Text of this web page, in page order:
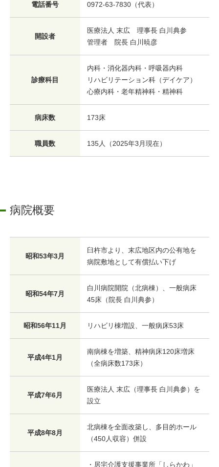
電話番号 0972-63-7830（代表）
開設者
医療法人 末広 理事長 白川典参
管理者 院長 白川暁彦
診療科目
内科・消化器内科・呼吸器内科
リハビリテーション科（デイケア）
心療内科・老年精神科・精神科
病床数 173床
職員数 135人（2025年3月現在）
病院概要
昭和53年3月
臼杵市より、末広地区内の公有地を
病院敷地として有償払い下げ
昭和54年7月
白川病院開院（北病棟）、一般病床
45床（院長 白川典参）
昭和56年11月 リハビリ棟増設、一般病床53床
平成4年1月
南病棟を増築、精神病床120床増床
（全病床数173床）
平成7年6月
医療法人 末広（理事長 白川典参）を
設立
平成8年8月
北病棟を全面改築し、多目的ホール
（450人収容）併設
・居宅介護支援事業所「しらかわ」